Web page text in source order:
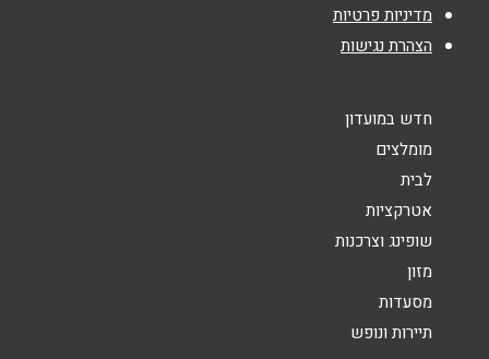
הודעה*אילת
באר שבע
מתחם ביג , חיל ההנדסה 1
מדיניות פרטיות
הצהרת נגישות
חדש במועדון
מומלצים
לבית
אטרקציות
שופינג וצרכנות
מזון
מסעדות
תיירות ונופש